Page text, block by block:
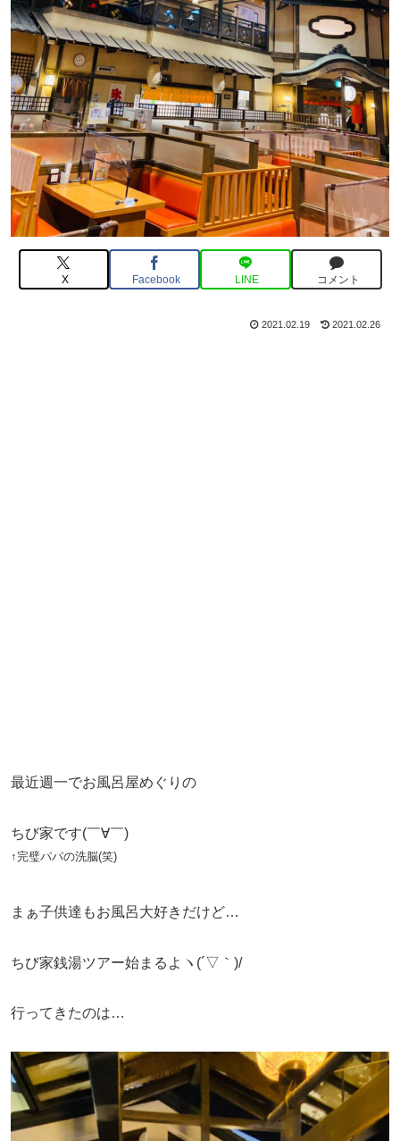
X Facebook LINE コメント
2021.02.19 2021.02.26
最近週一でお風呂屋めぐりの
ちび家です(￣∀￣)
↑完璧パパの洗脳(笑)
まぁ子供達もお風呂大好きだけど…
ちび家銭湯ツアー始まるよヽ(´▽｀)/
行ってきたのは…